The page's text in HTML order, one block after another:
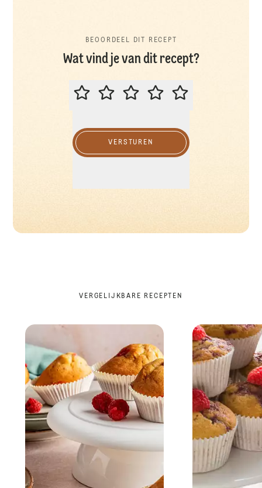
BEOORDEEL DIT RECEPT
Wat vind je van dit recept?
BEOORDEEL DIT RECEPT
VERSTUREN
VERGELIJKBARE RECEPTEN